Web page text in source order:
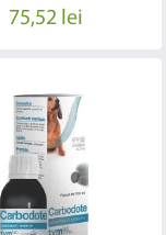
75,52 lei